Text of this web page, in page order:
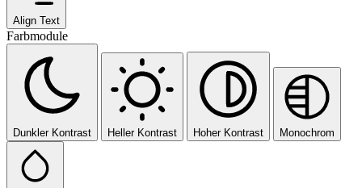
Align Text
Farbmodule
Dunkler Kontrast Heller Kontrast Hoher Kontrast Monochrom